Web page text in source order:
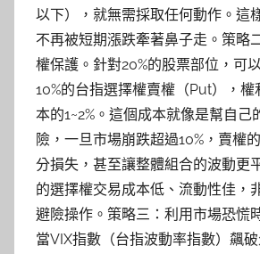
以下），就無需採取任何動作。這
不再被短期漲跌牽著鼻子走。策略
權保護。針對20%的股票部位，可
10%的台指選擇權賣權（Put），
本的1~2%。這個成本就像是幫自己
險，一旦市場崩跌超過10%，賣權
分損失，甚至讓整體組合的波動更
的選擇權交易成本低、流動性佳，
避險操作。策略三：利用市場恐慌
當VIX指數（台指波動率指數）飆